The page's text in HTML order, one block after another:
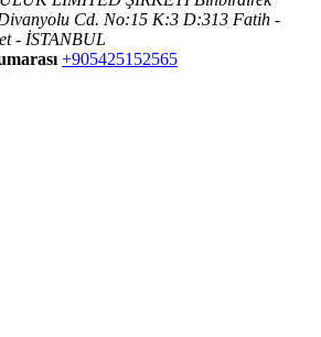
Cd. No:15 K:3 D:313 Fatih -
- İSTANBUL
+905425152565